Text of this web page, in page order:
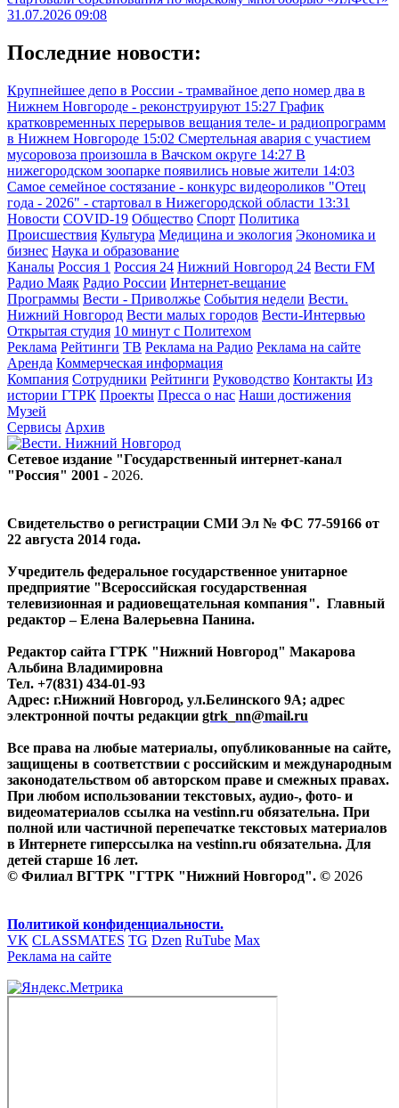
31.07.2026 09:08
Последние новости:
Крупнейшее депо в России - трамвайное депо номер два в
Нижнем Новгороде - реконструируют 15:27 График
кратковременных перерывов вещания теле- и радиопрограмм
в Нижнем Новгороде 15:02 Смертельная авария с участием
мусоровоза произошла в Вачском округе 14:27 В
нижегородском зоопарке появились новые жители 14:03
Самое семейное состязание - конкурс видеороликов "Отец
года - 2026" - стартовал в Нижегородской области 13:31
Новости COVID-19 Общество Спорт Политика
Происшествия Культура Медицина и экология Экономика и
бизнес Наука и образование
Каналы Россия 1 Россия 24 Нижний Новгород 24 Вести FM
Радио Маяк Радио России Интернет-вещание
Программы Вести - Приволжье События недели Вести.
Нижний Новгород Вести малых городов Вести-Интервью
Открытая студия 10 минут с Политехом
Реклама Рейтинги ТВ Реклама на Радио Реклама на сайте
Аренда Коммерческая информация
Компания Сотрудники Рейтинги Руководство Контакты Из
истории ГТРК Проекты Пресса о нас Наши достижения
Музей
Сервисы Архив
Сетевое издание "Государственный интернет-канал
"Россия" 2001 - 2026.
Свидетельство о регистрации СМИ Эл № ФС 77-59166 от
22 августа 2014 года.
Учредитель федеральное государственное унитарное
предприятие "Всероссийская государственная
телевизионная и радиовещательная компания". Главный
редактор – Елена Валерьевна Панина.
Редактор сайта ГТРК "Нижний Новгород" Макарова
Альбина Владимировна
Тел. +7(831) 434-01-93
Адрес: г.Нижний Новгород, ул.Белинского 9А; адрес
электронной почты редакции gtrk_nn@mail.ru
Все права на любые материалы, опубликованные на сайте,
защищены в соответствии с российским и международным
законодательством об авторском праве и смежных правах.
При любом использовании текстовых, аудио-, фото- и
видеоматериалов ссылка на vestinn.ru обязательна. При
полной или частичной перепечатке текстовых материалов
в Интернете гиперссылка на vestinn.ru обязательна. Для
детей старше 16 лет.
© Филиал ВГТРК "ГТРК "Нижний Новгород". © 2026
Политикой конфиденциальности.
VK CLASSMATES TG Dzen RuTube Max
Реклама на сайте